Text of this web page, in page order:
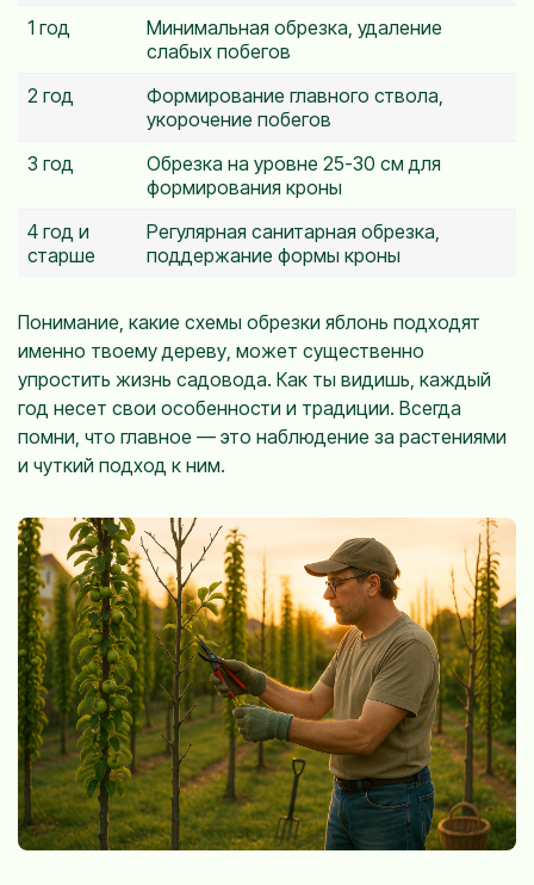
1 год
Минимальная обрезка, удаление
слабых побегов
2 год
Формирование главного ствола,
укорочение побегов
3 год
Обрезка на уровне 25-30 см для
формирования кроны
4 год и
старше
Регулярная санитарная обрезка,
поддержание формы кроны
Понимание, какие схемы обрезки яблонь подходят
именно твоему дереву, может существенно
упростить жизнь садовода. Как ты видишь, каждый
год несет свои особенности и традиции. Всегда
помни, что главное — это наблюдение за растениями
и чуткий подход к ним.